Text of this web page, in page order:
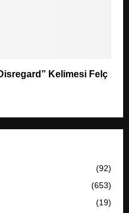
Kelimesi Felç
(92)
(653)
(19)